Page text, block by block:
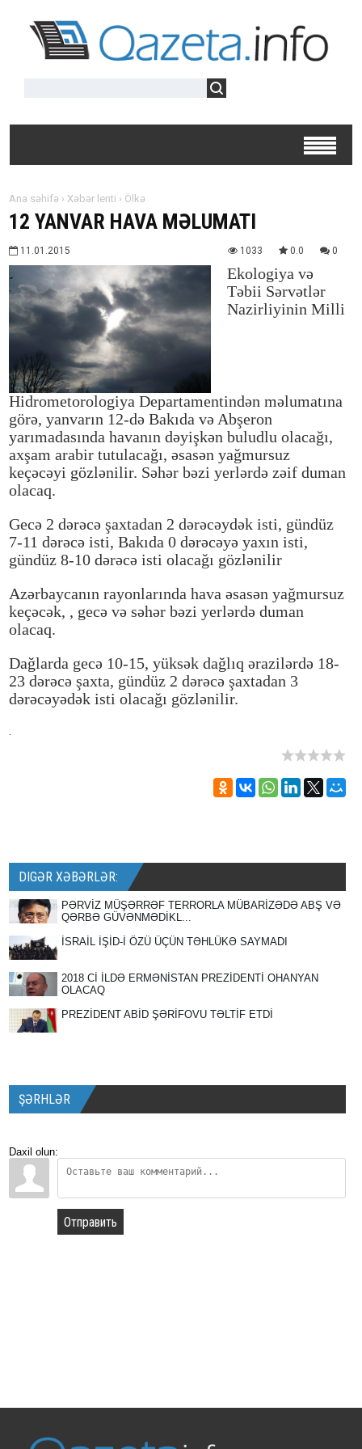
Ana səhifə › Xəbər lenti › Ölkə
12 YANVAR HAVA MƏLUMATI
11.01.2015 1033 0.0 0
Ekologiya və
Təbii Sərvətlər
Nazirliyinin Milli
Hidrometorologiya Departamentindən məlumatına
görə, yanvarın 12-də Bakıda və Abşeron
yarımadasında havanın dəyişkən buludlu olacağı,
axşam arabir tutulacağı, əsasən yağmursuz
keçəcəyi gözlənilir. Səhər bəzi yerlərdə zəif duman
olacaq.
Gecə 2 dərəcə şaxtadan 2 dərəcəydək isti, gündüz
7-11 dərəcə isti, Bakıda 0 dərəcəyə yaxın isti,
gündüz 8-10 dərəcə isti olacağı gözlənilir
Azərbaycanın rayonlarında hava əsasən yağmursuz
keçəcək, , gecə və səhər bəzi yerlərdə duman
olacaq.
Dağlarda gecə 10-15, yüksək dağlıq ərazilərdə 18-
23 dərəcə şaxta, gündüz 2 dərəcə şaxtadan 3
dərəcəyədək isti olacağı gözlənilir.
DIGƏR XƏBƏRLƏR:
PƏRVİZ MÜŞƏRRƏF TERRORLA MÜBARİZƏDƏ ABŞ VƏ
QƏRBƏ GÜVƏNMƏDİKL...
İSRAİL İŞİD-İ ÖZÜ ÜÇÜN TƏHLÜKƏ SAYMADI
2018 Cİ İLDƏ ERMƏNİSTAN PREZİDENTİ OHANYAN
OLACAQ
PREZİDENT ABİD ŞƏRİFOVU TƏLTİF ETDİ
ŞƏRHLƏR
Daxil olun:
Отправить